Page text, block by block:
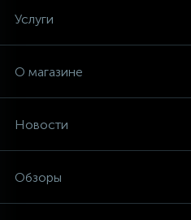
Услуги
О магазине
Новости
Обзоры